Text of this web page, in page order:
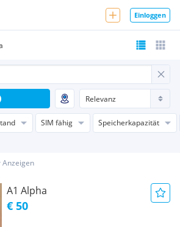
Einloggen
SIM fähig
Speicherkapazität
Anzeigen
A1 Alpha
€ 50